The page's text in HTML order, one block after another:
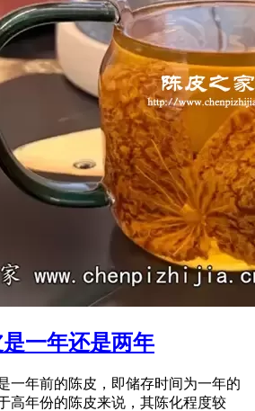
是一年还是两年
一年前的陈皮，即储存时间为一年的
高年份的陈皮来说，其陈化程度较